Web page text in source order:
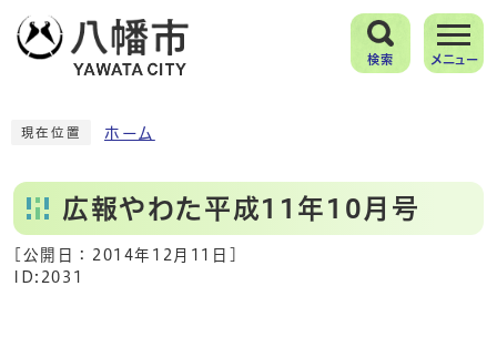
検索 メニュー
現在位置 ホーム
広報やわた平成11年10月号
[公開日： 2014年12月11日
ID:2031